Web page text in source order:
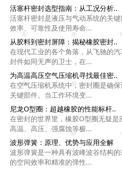
活塞杆密封选型指南：从工况分析..
活塞杆密封是液压与气动系统的关
效率、可靠性及使用寿命...
从胶料到密封屏障：揭秘橡胶密封..
在现代工业的各个角落，从飞驰的
封件如同无声的卫士，在...
为高温高压空气压缩机寻找最佳密..
在空气压缩机系统中，密封圈是确
关键部件。当工作环境变...
尼龙O型圈：超越橡胶的性能标杆..
在密封的世界里，橡胶O型圈无疑
高温、高压、强腐蚀等极...
波形弹簧：原理、优势与应用全解
波形弹簧是一种具有波峰波谷结构
的空间效率和精准的弹性...